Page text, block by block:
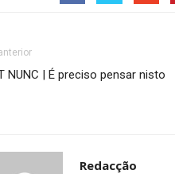
NUNC | É preciso pensar nisto
Redacção